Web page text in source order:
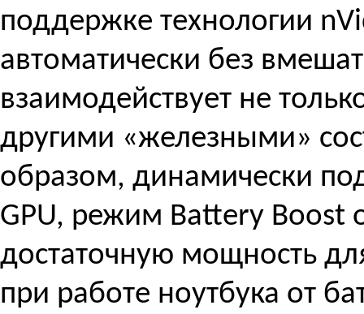
поддержке технологии
автоматически без
взаимодействует не
другими «железными»
образом, динамически
GPU, режим Battery Boost
достаточную мощность
при работе ноутбука от